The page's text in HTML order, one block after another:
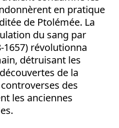
en pratique
de Ptolémée. La
du sang par
1657) révolutionna
détruisant les
de la
des
les anciennes